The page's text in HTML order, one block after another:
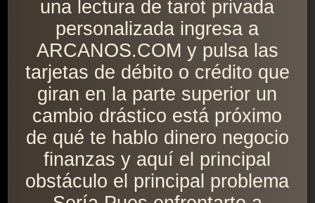
una lectura de tarot privada
personalizada ingresa a
ARCANOS.COM y pulsa las
tarjetas de débito o crédito que
giran en la parte superior un
cambio drástico está próximo
de qué te hablo dinero negocio
finanzas y aquí el principal
obstáculo el principal problema